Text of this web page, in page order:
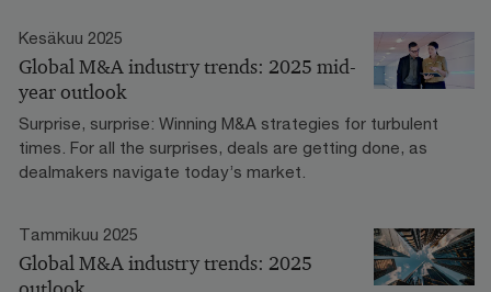
Kesäkuu 2025
Global M&A industry trends: 2025 mid-
year outlook
Surprise, surprise: Winning M&A strategies for turbulent
times. For all the surprises, deals are getting done, as
dealmakers navigate today’s market.
Tammikuu 2025
Global M&A industry trends: 2025